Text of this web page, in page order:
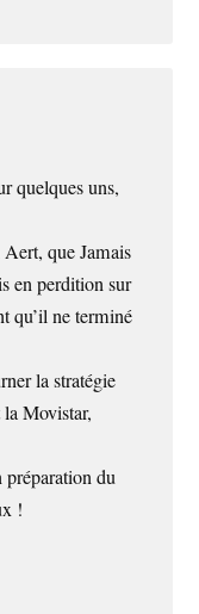
quelques uns,
que Jamais
en perdition sur
qu’il ne terminé
la stratégie
Movistar,
du
!